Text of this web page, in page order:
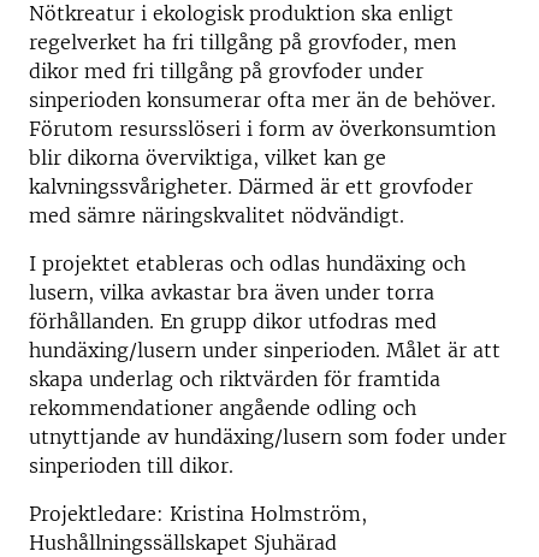
Nötkreatur i ekologisk produktion ska enligt
regelverket ha fri tillgång på grovfoder, men
dikor med fri tillgång på grovfoder under
sinperioden konsumerar ofta mer än de behöver.
Förutom resursslöseri i form av överkonsumtion
blir dikorna överviktiga, vilket kan ge
kalvningssvårigheter. Därmed är ett grovfoder
med sämre näringskvalitet nödvändigt.
I projektet etableras och odlas hundäxing och
lusern, vilka avkastar bra även under torra
förhållanden. En grupp dikor utfodras med
hundäxing/lusern under sinperioden. Målet är att
skapa underlag och riktvärden för framtida
rekommendationer angående odling och
utnyttjande av hundäxing/lusern som foder under
sinperioden till dikor.
Projektledare: Kristina Holmström,
Hushållningssällskapet Sjuhärad